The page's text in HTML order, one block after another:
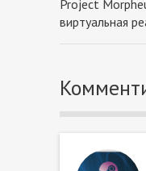
Project
виртуальная